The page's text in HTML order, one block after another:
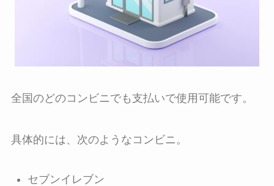
全国のどのコンビニでも支払いで使用可能です。
具体的には、次のようなコンビニ。
セブンイレブン